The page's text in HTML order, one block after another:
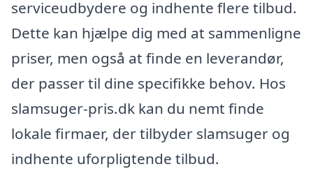
serviceudbydere og indhente flere tilbud.
Dette kan hjælpe dig med at sammenligne
priser, men også at finde en leverandør,
der passer til dine specifikke behov. Hos
slamsuger-pris.dk kan du nemt finde
lokale firmaer, der tilbyder slamsuger og
indhente uforpligtende tilbud.